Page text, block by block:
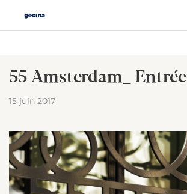
55 Amsterdam_ Entrée
15 juin 2017